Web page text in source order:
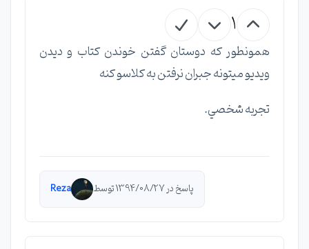
1
همونطور كه دوستان گفتن خوندن كتاب و ديدن
ويديو ميتونه جبران نرفتن به كلاسو كنه
تجربه شخصي.
پاسخ در 1394/08/27 توسط Reza